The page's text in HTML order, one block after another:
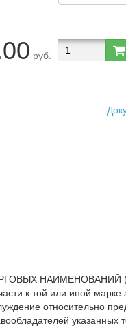
руб.
НАИМЕНОВАНИЙ
к той или иной марке
относительно
указанных